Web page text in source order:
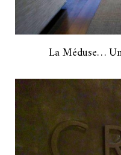
La Méduse…